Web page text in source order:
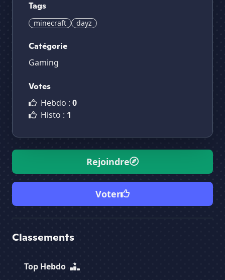
Tags
minecraft dayz
Catégorie
Gaming
Votes
Hebdo : 0
Histo : 1
Rejoindre
Voter
Classements
Top Hebdo